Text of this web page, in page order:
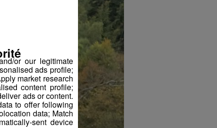
or our legitimate
ads profile;
market research
content profile;
ads or content.
to offer following
data; Match
sent device